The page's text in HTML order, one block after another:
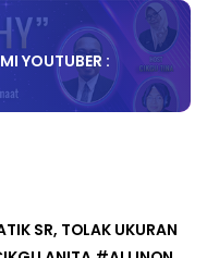
YOUTUBER :
SR, TOLAK UKURAN